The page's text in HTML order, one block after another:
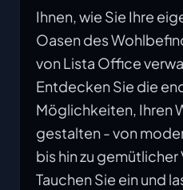
Ihnen, wie Sie Ihre
Oasen des
von Lista Office
Entdecken Sie die
Möglichkeiten, Ihren
gestalten - von
bis hin zu
Tauchen Sie ein und